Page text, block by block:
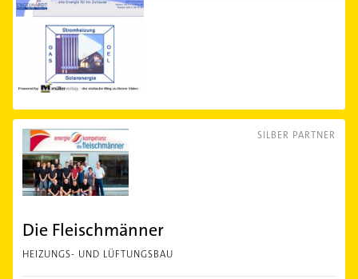
SILBER PARTNER
Die Fleischmänner
HEIZUNGS- UND LÜFTUNGSBAU